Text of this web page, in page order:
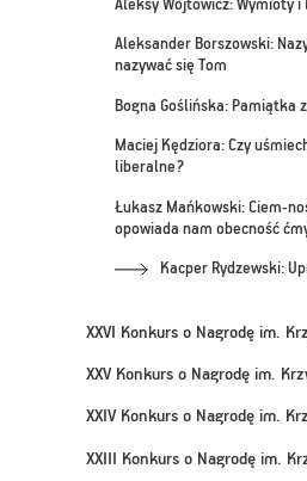
Aleksy Wójtowicz: Wymioty
Aleksander Borszowski:
nazywać się Tom
Bogna Goślińska: Pamiątka
Maciej Kędziora: Czy
liberalne?
Łukasz Mańkowski: Ciem-
opowiada nam obecność
Kacper Rydzewski:
XXVI Konkurs o Nagrodę im.
XXV Konkurs o Nagrodę im.
XXIV Konkurs o Nagrodę im.
XXIII Konkurs o Nagrodę im.